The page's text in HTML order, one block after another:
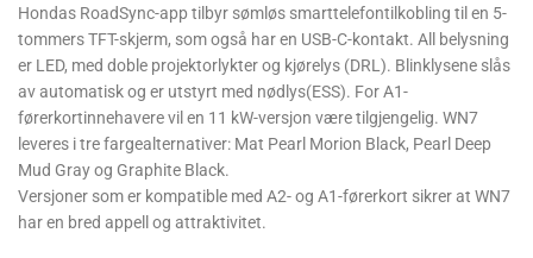
Hondas RoadSync-app tilbyr sømløs smarttelefontilkobling til en 5-
tommers TFT-skjerm, som også har en USB-C-kontakt. All belysning
er LED, med doble projektorlykter og kjørelys (DRL). Blinklysene slås
av automatisk og er utstyrt med nødlys(ESS). For A1-
førerkortinnehavere vil en 11 kW-versjon være tilgjengelig. WN7
leveres i tre fargealternativer: Mat Pearl Morion Black, Pearl Deep
Mud Gray og Graphite Black.
Versjoner som er kompatible med A2- og A1-førerkort sikrer at WN7
har en bred appell og attraktivitet.